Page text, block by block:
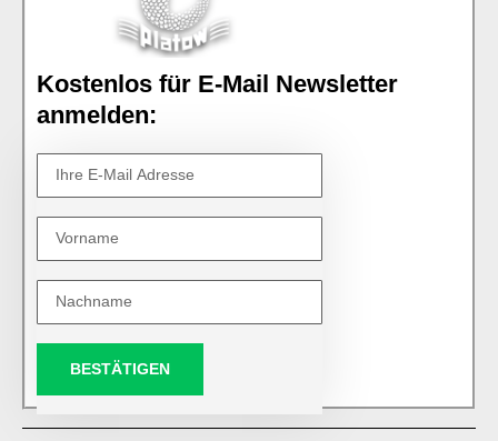
Kostenlos für E-Mail Newsletter
anmelden:
BESTÄTIGEN